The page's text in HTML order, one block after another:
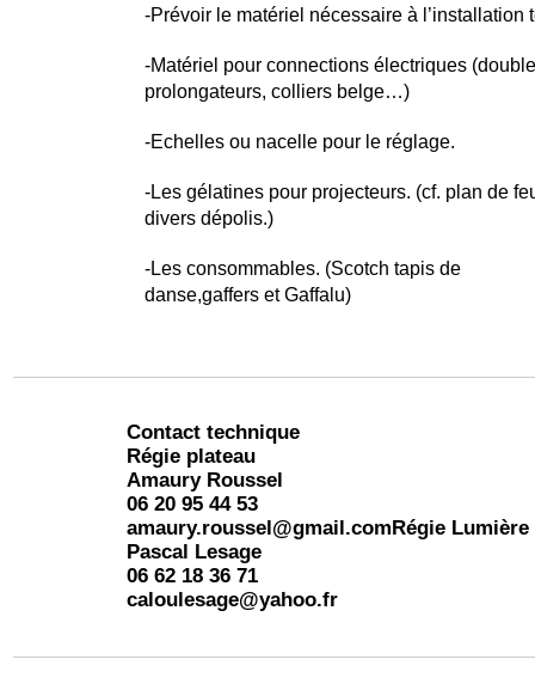
-Prévoir le matériel nécessaire à l’installation
-Matériel pour connections électriques
prolongateurs, colliers belge…)
-Echelles ou nacelle pour le réglage.
-Les gélatines pour projecteurs. (cf. plan de
divers dépolis.)
-Les consommables. (Scotch tapis de
danse,gaffers et Gaffalu)
Contact technique
Régie plateau
Amaury Roussel
06 20 95 44 53
amaury.roussel@gmail.comRégie Lumière
Pascal Lesage
06 62 18 36 71
caloulesage@yahoo.fr